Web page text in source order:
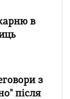
в
з
після